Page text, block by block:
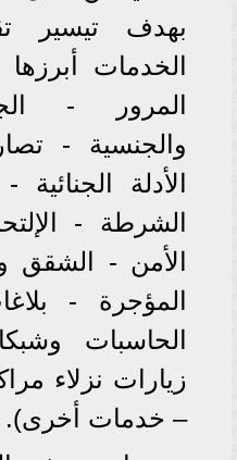
بهدف تيسير
الخدمات أبرزها
المرور -
والجنسية -
الأدلة الجنائية
الشرطة -
الأمن - الشقق
المؤجرة -
الحاسبات
زيارات نزلاء
– خدمات أخرى).